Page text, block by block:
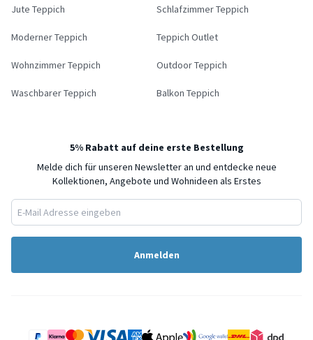
Jute Teppich Schlafzimmer Teppich
Moderner Teppich Teppich Outlet
Wohnzimmer Teppich Outdoor Teppich
Waschbarer Teppich Balkon Teppich
5% Rabatt auf deine erste Bestellung
Melde dich für unseren Newsletter an und entdecke neue
Kollektionen, Angebote und Wohnideen als Erstes
Anmelden